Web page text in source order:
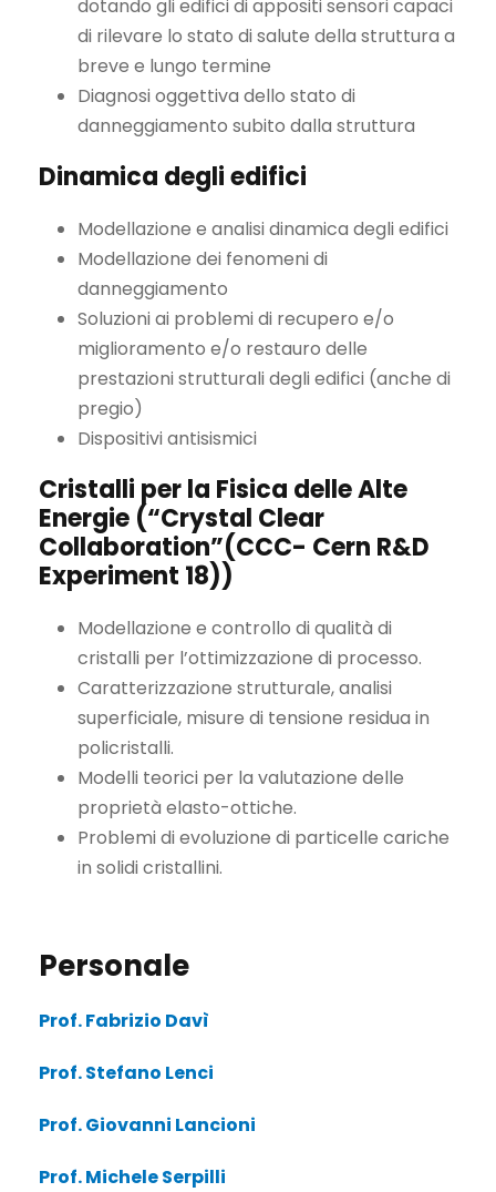
dotando gli edifici di appositi sensori capaci
di rilevare lo stato di salute della struttura a
breve e lungo termine
Diagnosi oggettiva dello stato di
danneggiamento subito dalla struttura
Dinamica degli edifici
Modellazione e analisi dinamica degli edifici
Modellazione dei fenomeni di
danneggiamento
Soluzioni ai problemi di recupero e/o
miglioramento e/o restauro delle
prestazioni strutturali degli edifici (anche di
pregio)
Dispositivi antisismici
Cristalli per la Fisica delle Alte
Energie (“Crystal Clear
Collaboration”(CCC- Cern R&D
Experiment 18))
Modellazione e controllo di qualità di
cristalli per l’ottimizzazione di processo.
Caratterizzazione strutturale, analisi
superficiale, misure di tensione residua in
policristalli.
Modelli teorici per la valutazione delle
proprietà elasto-ottiche.
Problemi di evoluzione di particelle cariche
in solidi cristallini.
Personale
Prof. Fabrizio Davì
Prof. Stefano Lenci
Prof. Giovanni Lancioni
Prof. Michele Serpilli